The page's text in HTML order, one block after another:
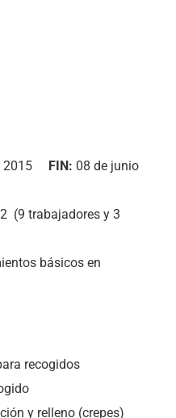
2015 FIN: 08 de junio
(9 trabajadores y 3
básicos en
recogidos
y relleno (crepes)